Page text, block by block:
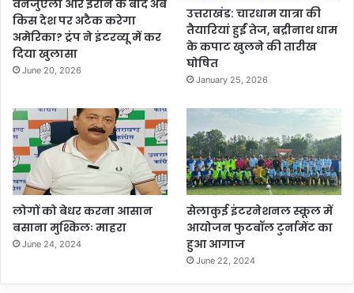
वेनेजुएला और ईरान के बाद अब
किस देश पर अटैक करेगा
अमेरिका? ट्रंप ने इंटरव्यू में कर
दिया खुलासा
June 20, 2026
उत्तराखंड: चारधाम यात्रा की
तैयारियां हुईं तेज, बद्रीनाथ धाम
के कपाट खुलने की तारीख
घोषित
January 25, 2026
लोगों को बेधर करना आसान
बसाना मुश्किलः माहरा
June 24, 2024
सेलाकुई इंटरनेशनल स्कूल में
आयोजन फुटबॉल टुर्नामेंट का
हुआ आगाज
June 22, 2024